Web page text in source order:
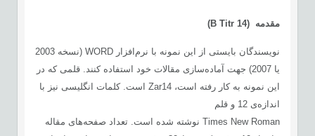
مقدمه B Titr 14)
نویسندگان بایستی از این نمونه با نرم‌افزار WORD (نسخه 2003
یا 2007) جهت آماده‌سازی مقالات خود استفاده کنند. قلمی که در
این نمونه به کار رفته است، Zar14 است. کلمات انگلیسی نیز با
اندازه‌ی 12 و قلم
Times New Roman نوشته شده است. تعداد صفحه‌های مقاله